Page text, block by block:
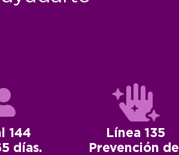
144
días.
Línea 135
Prevención del